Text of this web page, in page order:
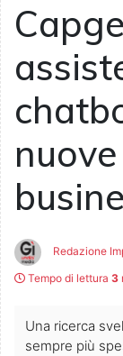
Redazione
Tempo di lettura 3
Una ricerca
sempre più